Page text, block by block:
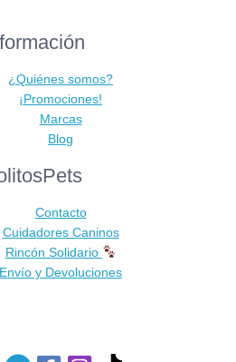
tiene
variantes.
Las
opciones
se
elegir
la
página
de
producto
¿Quiénes somos?
¡Promociones!
Marcas
Blog
Contacto
Cuidadores Caninos
Rincón Solidario
Envío y Devoluciones